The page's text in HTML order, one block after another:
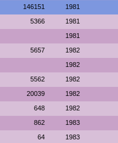
146151 1981
5366 1981
1981
5657 1982
1982
5562 1982
20039 1982
648 1982
862 1983
64 1983